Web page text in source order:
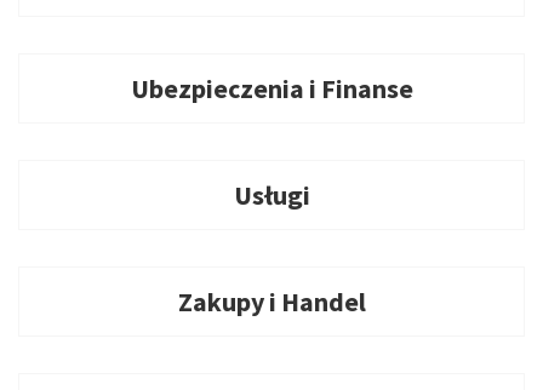
Ubezpieczenia i Finanse
Usługi
Zakupy i Handel